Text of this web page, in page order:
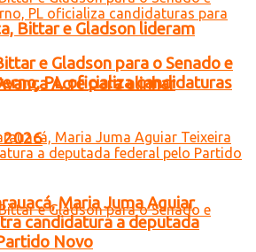
Bittar e Gladson lideram
Acre para alinhar
2026
e Gladson para o Senado e
PL oficializa candidaturas
Maria Juma Aguiar
candidatura a deputada
Novo